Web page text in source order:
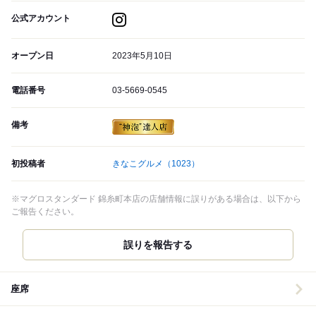
公式アカウント
オープン日 2023年5月10日
電話番号 03-5669-0545
備考
初投稿者 きなこグルメ （1023）
※マグロスタンダード 錦糸町本店の店舗情報に誤りがある場合は、以下から
ご報告ください。
誤りを報告する
座席